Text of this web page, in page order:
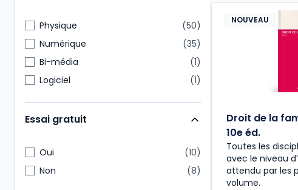
Physique
50
Numérique
35
Bi-média
1
Logiciel
1
Essai gratuit
Oui
10
Non
8
NOUVEAU
Droit de la
10e éd.
Toutes les
avec le niveau
attendu par les
volume.